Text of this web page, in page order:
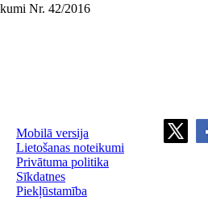
Nr. 42/2016
Mobilā versija
Lietošanas noteikumi
Privātuma politika
Sīkdatnes
Piekļūstamība